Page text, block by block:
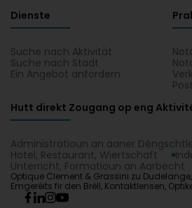
Dienste
Suche nach Aktivität
Suche nach Stadt
Ein Angebot anfordern
Hutt direkt Zougang op eng
Administratioun an aaner
Hotel, Restaurant, Wiertschaft
Unterricht, Formatioun an Aarbecht
Optique Clement & Grassini zu
Emgeréits fir den Brëll, Kontaktlensen,